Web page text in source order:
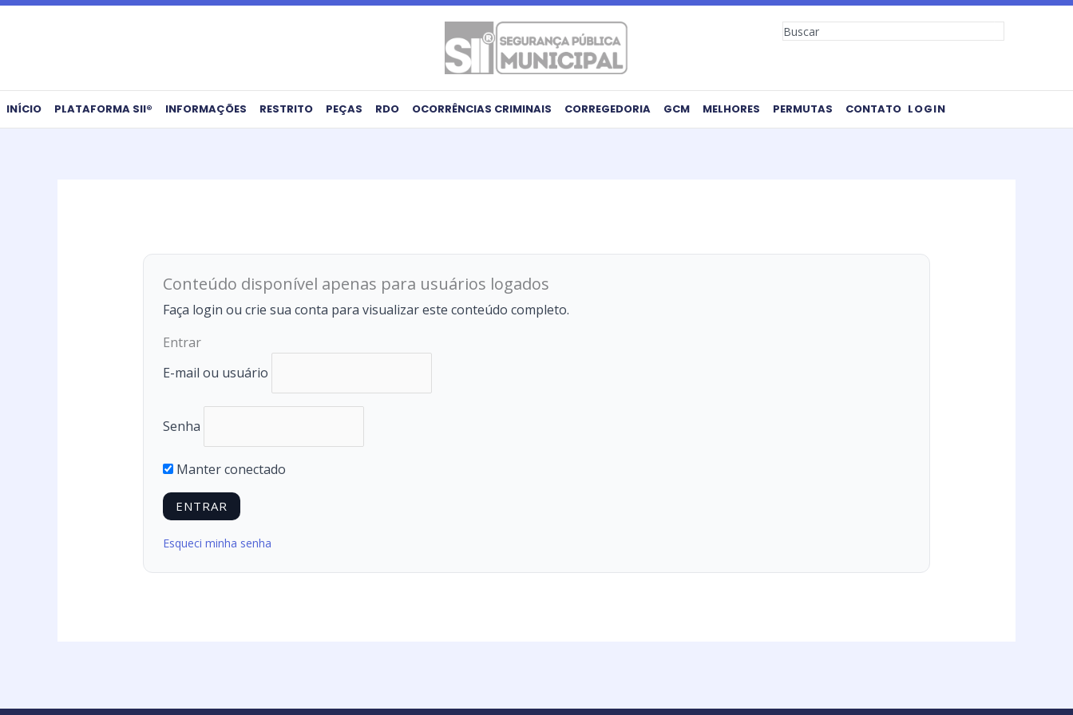
Ir
Search
INÍCIO PLATAFORMA SII® INFORMAÇÕES RESTRITO PEÇAS RDO OCORRÊNCIAS CRIMINAIS CORREGEDORIA GCM MELHORES PERMUTAS CONTATO LOGIN
Conteúdo disponível apenas para usuários logados
Faça login ou crie sua conta para visualizar este conteúdo completo.
Entrar
E-mail ou usuário
Senha
Manter conectado
Esqueci minha senha